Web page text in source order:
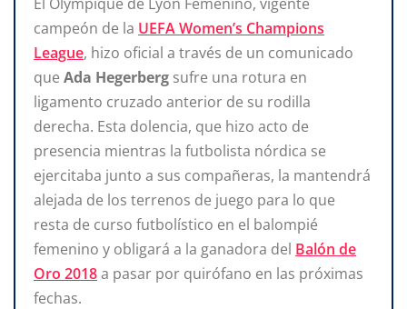
campeón de la UEFA Women’s Champions
League, hizo oficial a través de un comunicado
que Ada Hegerberg sufre una rotura en
ligamento cruzado anterior de su rodilla
derecha. Esta dolencia, que hizo acto de
presencia mientras la futbolista nórdica se
ejercitaba junto a sus compañeras, la mantendrá
alejada de los terrenos de juego para lo que
resta de curso futbolístico en el balompié
femenino y obligará a la ganadora del Balón de
Oro 2018a pasar por quirófano en las próximas
fechas.